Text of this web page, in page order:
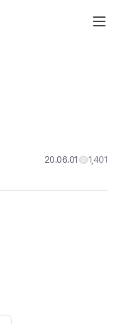
20.06.01 1,401